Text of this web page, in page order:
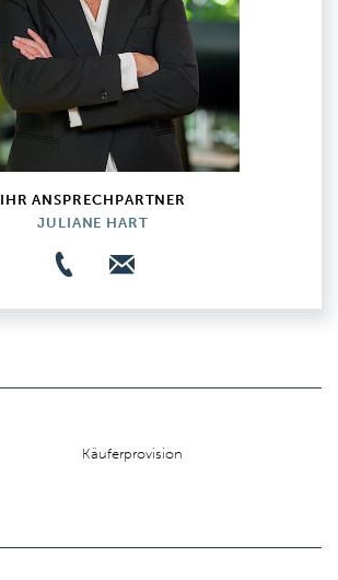
IHR ANSPRECHPARTNER
JULIANE HART
Käuferprovision